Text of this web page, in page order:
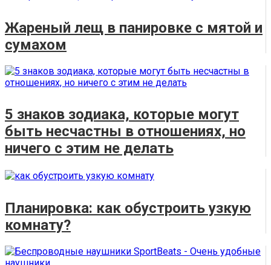
Жареный лещ в панировке с мятой и
сумахом
5 знаков зодиака, которые могут
быть несчастны в отношениях, но
ничего с этим не делать
Планировка: как обустроить узкую
комнату?